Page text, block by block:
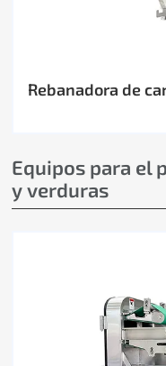
Rebanadora de
Equipos para el
y verduras